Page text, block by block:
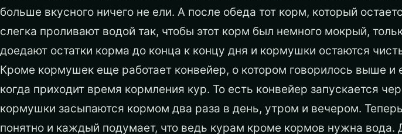
больше вкусного ничего не ели. А после обеда тот корм, который
слегка проливают водой так, чтобы этот корм был немного мокрый,
доедают остатки корма до конца к концу дня и кормушки остаются
Кроме кормушек еще работает конвейер, о котором говорилось выше и
когда приходит время кормления кур. То есть конвейер запускается
кормушки засыпаются кормом два раза в день, утром и вечером.
понятно и каждый подумает, что ведь курам кроме кормов нужна вода.